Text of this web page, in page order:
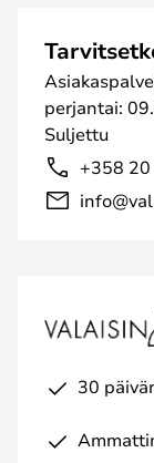
perjantai:
Suljettu
+358
30